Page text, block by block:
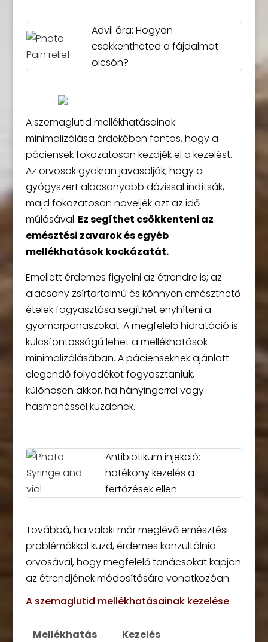
Advil ára: Hogyan
csökkentheted a fájdalmat
olcsón?
A szemaglutid mellékhatásainak
minimalizálása érdekében fontos, hogy a
páciensek fokozatosan kezdjék el a kezelést.
Az orvosok gyakran javasolják, hogy a
gyógyszert alacsonyabb dózissal indítsák,
majd fokozatosan növeljék azt az idő
múlásával. Ez segíthet csökkenteni az
emésztési zavarok és egyéb
mellékhatások kockázatát.
Emellett érdemes figyelni az étrendre is; az
alacsony zsírtartalmú és könnyen emészthető
ételek fogyasztása segíthet enyhíteni a
gyomorpanaszokat. A megfelelő hidratáció is
kulcsfontosságú lehet a mellékhatások
minimalizálásában. A pácienseknek ajánlott
elegendő folyadékot fogyasztaniuk,
különösen akkor, ha hányingerrel vagy
hasmenéssel küzdenek.
Antibiotikum injekció:
hatékony kezelés a
fertőzések ellen
Továbbá, ha valaki már meglévő emésztési
problémákkal küzd, érdemes konzultálnia
orvosával, hogy megfelelő tanácsokat kapjon
az étrendjének módosítására vonatkozóan.
A szemaglutid mellékhatásainak kezelése
Mellékhatás Kezelés